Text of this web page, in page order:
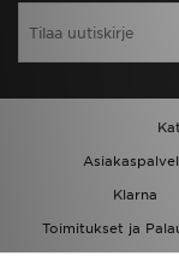
Klarna
Toimitukset ja